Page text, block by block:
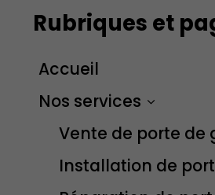
Rubriques et
Accueil
Nos services
Vente de porte de
Installation de